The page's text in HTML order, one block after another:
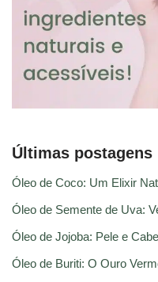
Últimas postagens
Óleo de Coco: Um Elixir
Óleo de Semente de Uva:
Óleo de Jojoba: Pele e
Óleo de Buriti: O Ouro